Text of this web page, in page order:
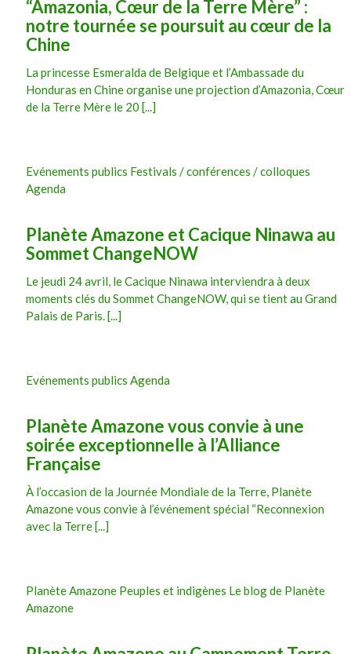
“Amazonia, Cœur de la Terre Mère” :
notre tournée se poursuit au cœur de la
Chine
La princesse Esmeralda de Belgique et l’Ambassade du
Honduras en Chine organise une projection d’Amazonia, Cœur
de la Terre Mère le 20 [...]
Evénements publics Festivals / conférences / colloques
Agenda
Planète Amazone et Cacique Ninawa au
Sommet ChangeNOW
Le jeudi 24 avril, le Cacique Ninawa interviendra à deux
moments clés du Sommet ChangeNOW, qui se tient au Grand
Palais de Paris. [...]
Evénements publics Agenda
Planète Amazone vous convie à une
soirée exceptionnelle à l’Alliance
Française
À l’occasion de la Journée Mondiale de la Terre, Planète
Amazone vous convie à l’événement spécial “Reconnexion
avec la Terre [...]
Planète Amazone Peuples et indigènes Le blog de Planète
Amazone